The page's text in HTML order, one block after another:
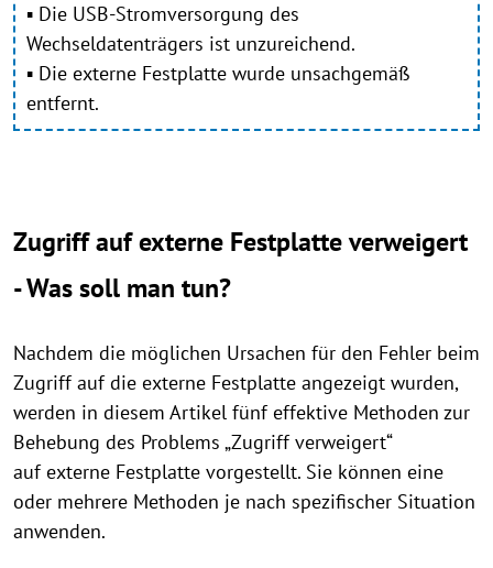
▪ Die USB-Stromversorgung des
Wechseldatenträgers ist unzureichend.
▪ Die externe Festplatte wurde unsachgemäß
entfernt.
Zugriff auf externe Festplatte verweigert
- Was soll man tun?
Nachdem die möglichen Ursachen für den Fehler beim
Zugriff auf die externe Festplatte angezeigt wurden,
werden in diesem Artikel fünf effektive Methoden zur
Behebung des Problems „Zugriff verweigert“
auf externe Festplatte vorgestellt. Sie können eine
oder mehrere Methoden je nach spezifischer Situation
anwenden.